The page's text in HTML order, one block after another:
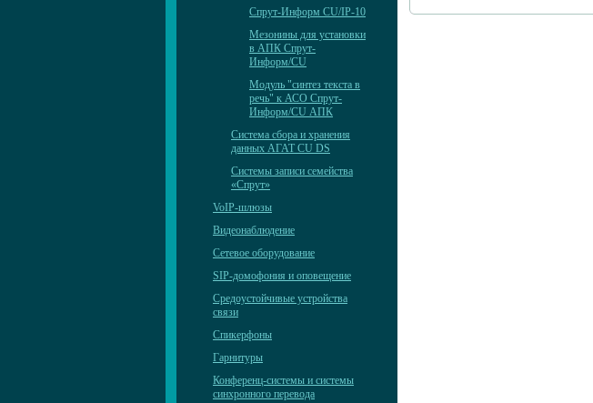
Спрут-Информ CU/IP-10
Мезонины для установки
в АПК Спрут-
Информ/CU
Модуль "синтез текста в
речь" к АСО Спрут-
Информ/CU АПК
Система сбора и хранения
данных АГАТ CU DS
Системы записи семейства
«Спрут»
VoIP-шлюзы
Видеонаблюдение
Сетевое оборудование
SIP-домофония и оповещение
Средоустойчивые устройства
связи
Спикерфоны
Гарнитуры
Конференц-системы и системы
синхронного перевода